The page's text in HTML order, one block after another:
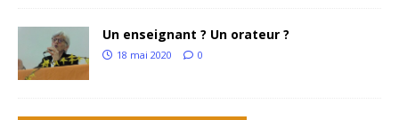
Un enseignant ? Un orateur ?
18 mai 2020 0